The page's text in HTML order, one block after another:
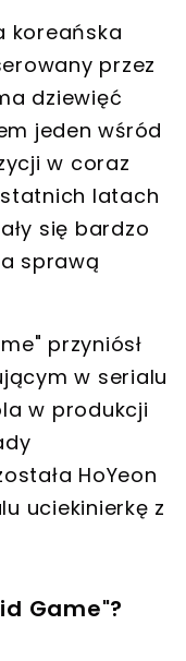
koreańska
przez
dziewięć
jeden wśród
w coraz
latach
się bardzo
sprawą
przyniósł
w serialu
w produkcji
HoYeon
uciekinierkę z
Game"?